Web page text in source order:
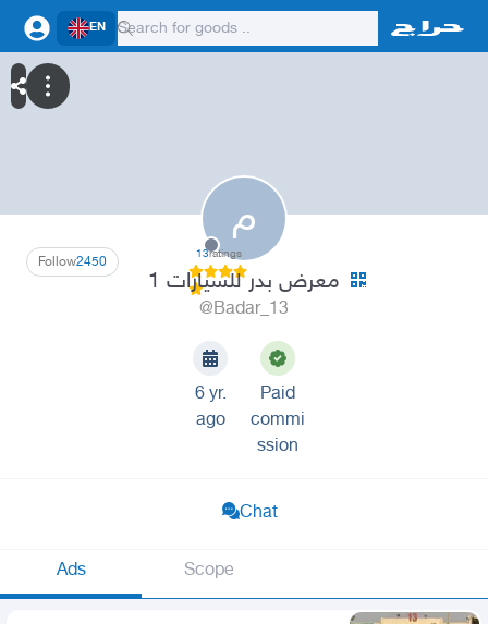
EN
م
2450
Follow 13ratings
معرض بدر للسيارات 1
@Badar_13
6 yr.
ago
Paid
commi
ssion
Chat
Ads Scope